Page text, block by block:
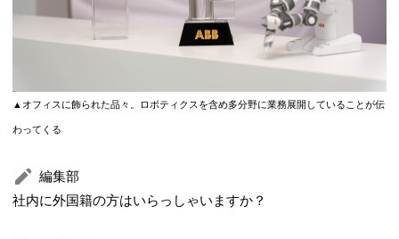
▲オフィスに飾られた品々。ロボティクスを含め多分野に業務展開していることが伝
わってくる
編集部
社内に外国籍の方はいらっしゃいますか？